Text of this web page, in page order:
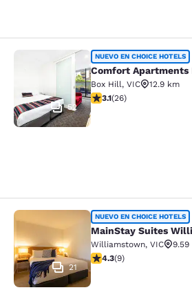
Comfort Apartments
52
NUEVO EN CHOICE HOTELS
Comfort Apartments
Box Hill, VIC
12.9 km
calificación de 3.12
3.1(26)
MainStay Suites
21
NUEVO EN CHOICE HOTELS
MainStay Suites
Williamstown, VIC
9.59
calificación de 4.33
4.3(9)